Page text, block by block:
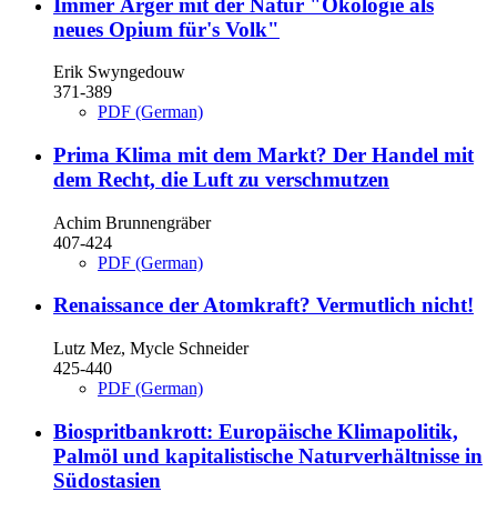
neues Opium für's Volk"
Erik Swyngedouw
371-389
PDF (German)
Prima Klima mit dem Markt? Der Handel mit
dem Recht, die Luft zu verschmutzen
Achim Brunnengräber
407-424
PDF (German)
Renaissance der Atomkraft? Vermutlich nicht!
Lutz Mez, Mycle Schneider
425-440
PDF (German)
Biospritbankrott: Europäische Klimapolitik,
Palmöl und kapitalistische Naturverhältnisse in
Südostasien